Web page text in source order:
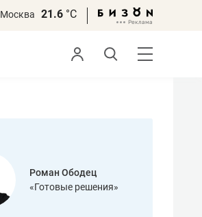
Москва 21.6 °С
Роман Ободец
«Готовые решения»